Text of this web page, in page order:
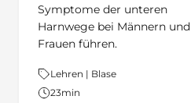
Symptome der unteren
Harnwege bei Männern und
Frauen führen.
Thema:
Lehren | Blase
23min